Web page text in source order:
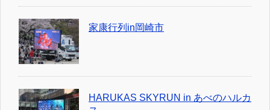
家康行列in岡崎市
HARUKAS SKYRUN in あべのハルカ